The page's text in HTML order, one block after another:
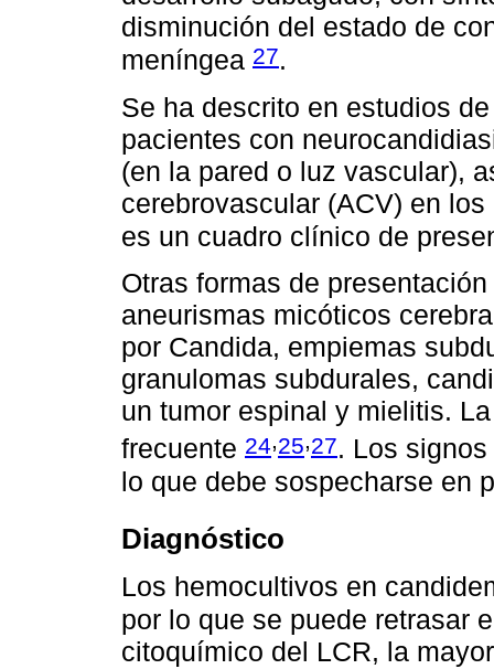
disminución del estado de
meníngea 27.
Se ha descrito en estudios
pacientes con
(en la pared o luz vascular),
cerebrovascular (ACV) en
es un cuadro clínico de
Otras formas de
aneurismas micóticos
por Candida, empiemas
granulomas subdurales,
un tumor espinal y mielitis.
frecuente 24,25,27. Los
lo que debe sospecharse en
Diagnóstico
Los hemocultivos en
por lo que se puede retrasar
citoquímico del LCR, la